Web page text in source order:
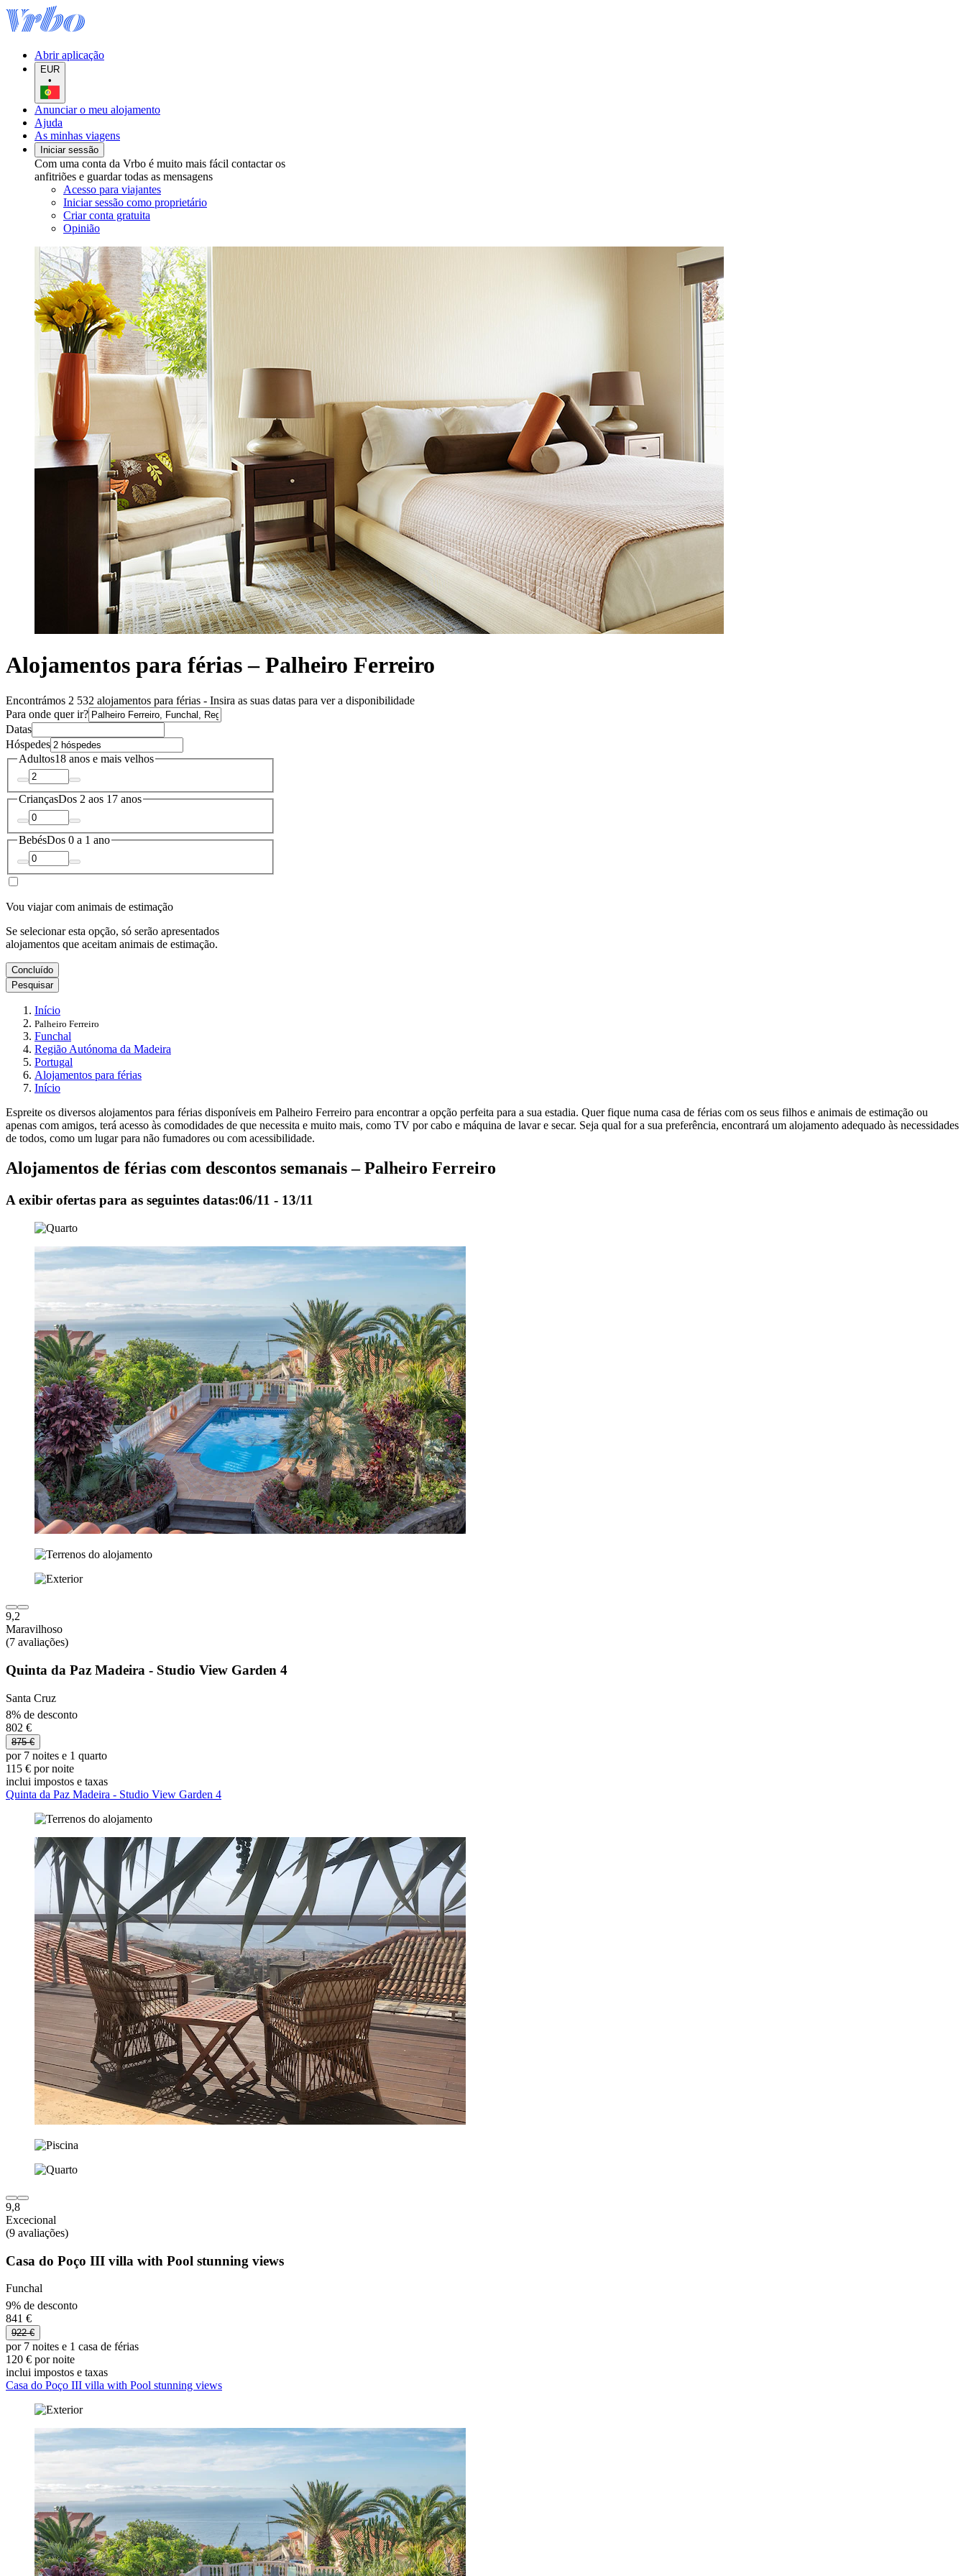
Abrir aplicação
EUR
•
Anunciar o meu alojamento
Ajuda
As minhas viagens
Iniciar sessão
Com uma conta da Vrbo é muito mais fácil contactar os
anfitriões e guardar todas as mensagens
Acesso para viajantes
Iniciar sessão como proprietário
Criar conta gratuita
Opinião
Alojamentos para férias – Palheiro Ferreiro
Encontrámos 2 532 alojamentos para férias - Insira as suas datas para ver a disponibilidade
Para onde quer ir?
Datas
Hóspedes
Adultos18 anos e mais velhos
CriançasDos 2 aos 17 anos
BebésDos 0 a 1 ano
Vou viajar com animais de estimação
Se selecionar esta opção, só serão apresentados
alojamentos que aceitam animais de estimação.
Concluído
Pesquisar
Início
Palheiro Ferreiro
Funchal
Região Autónoma da Madeira
Portugal
Alojamentos para férias
Início
Espreite os diversos alojamentos para férias disponíveis em Palheiro Ferreiro para encontrar a opção perfeita para a sua estadia. Quer fique numa casa de férias com os seus filhos e animais de estimação ou
apenas com amigos, terá acesso às comodidades de que necessita e muito mais, como TV por cabo e máquina de lavar e secar. Seja qual for a sua preferência, encontrará um alojamento adequado às necessidades
de todos, como um lugar para não fumadores ou com acessibilidade.
Alojamentos de férias com descontos semanais – Palheiro Ferreiro
A exibir ofertas para as seguintes datas:06/11 - 13/11
9,2
Maravilhoso
(7 avaliações)
Quinta da Paz Madeira - Studio View Garden 4
Santa Cruz
8% de desconto
802 €
875 €
por 7 noites e 1 quarto
115 € por noite
inclui impostos e taxas
Quinta da Paz Madeira - Studio View Garden 4
9,8
Excecional
(9 avaliações)
Casa do Poço III villa with Pool stunning views
Funchal
9% de desconto
841 €
922 €
por 7 noites e 1 casa de férias
120 € por noite
inclui impostos e taxas
Casa do Poço III villa with Pool stunning views